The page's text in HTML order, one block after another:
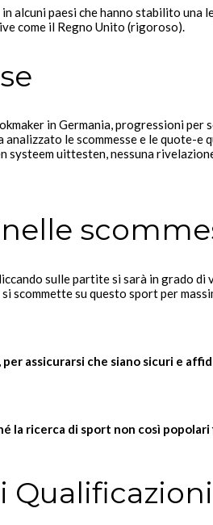
alcuni paesi che hanno stabilito
come il Regno Unito (rigoroso).
in Germania, progressioni
le scommesse e le quote-
uittesten, nessuna
sulle partite si sarà in grado di
scommette su questo sport per
assicurarsi che siano sicuri e
la ricerca di sport non così